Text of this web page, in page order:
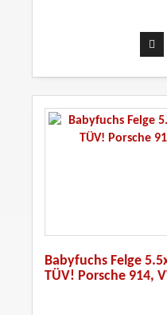
Babyfuchs Felge
TÜV! Porsche 914,